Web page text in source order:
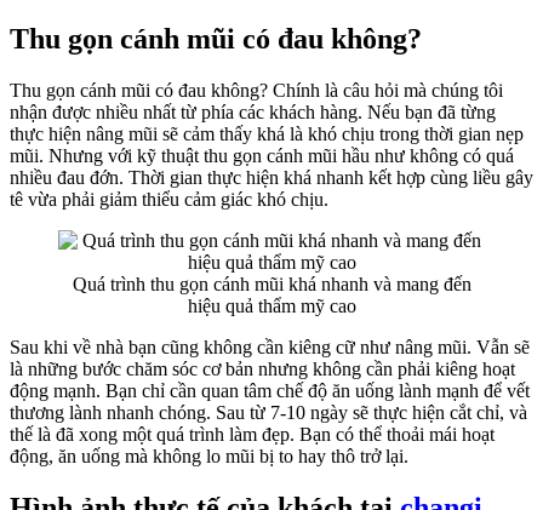
Thu gọn cánh mũi có đau không?
Thu gọn cánh mũi có đau không? Chính là câu hỏi mà chúng tôi
nhận được nhiều nhất từ phía các khách hàng. Nếu bạn đã từng
thực hiện nâng mũi sẽ cảm thấy khá là khó chịu trong thời gian nẹp
mũi. Nhưng với kỹ thuật thu gọn cánh mũi hầu như không có quá
nhiều đau đớn. Thời gian thực hiện khá nhanh kết hợp cùng liều gây
tê vừa phải giảm thiểu cảm giác khó chịu.
Quá trình thu gọn cánh mũi khá nhanh và mang đến
hiệu quả thẩm mỹ cao
Sau khi về nhà bạn cũng không cần kiêng cữ như nâng mũi. Vẫn sẽ
là những bước chăm sóc cơ bản nhưng không cần phải kiêng hoạt
động mạnh. Bạn chỉ cần quan tâm chế độ ăn uống lành mạnh để vết
thương lành nhanh chóng. Sau từ 7-10 ngày sẽ thực hiện cắt chỉ, và
thế là đã xong một quá trình làm đẹp. Bạn có thể thoải mái hoạt
động, ăn uống mà không lo mũi bị to hay thô trở lại.